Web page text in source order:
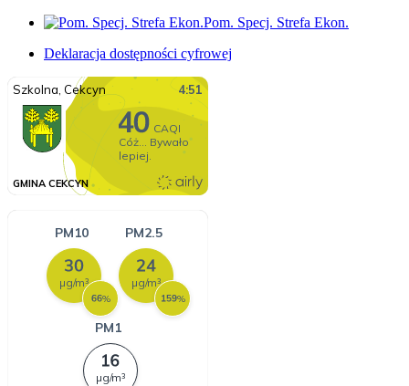
Pom. Specj. Strefa Ekon.
Deklaracja dostępności cyfrowej